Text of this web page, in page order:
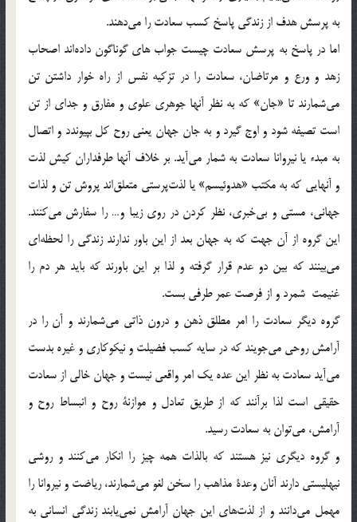
به پرسش هدف از زندگي پاسخ كسب سعادت را مي‌دهند.
اما در پاسخ به پرسش سعادت چيست جواب هاي گوناگون داده‌اند اصحاب
زهد و ورع و مرتاضان، سعادت را در تزكيه نفس از راه خوار داشتن تن
مي‌شمارند تا «جان» كه به نظر آنها جوهري علوي و مفارق و جداي از تن
است تصيفه شود و اوج گيرد و به جان جهان يعني روح كل بپيوند‌د و اتصال
به مبدء يا نيروانا سعادت به شمار مي‌آيد. بر خلاف آنها طرفداران كيش لذت
و آنهايي كه به مكتب «هدوئيسم» يا لذت‌پرستي متعلق‌اند پروش تن و لذات
جهاني، مستي و بي‌خبري، نظر كردن در روي زيبا و… را سفارش مي‌كنند.
اين گروه از آن جهت كه به جهان بعد از اين باور ندارند زندگي را لحظه‌اي
مي‌بينند كه بين دو عدم قرار گرفته و لذا بر اين باورند كه بايد هر دم را
غنيمت شمرد و از فرصت عمر طرفي بست.
گروه ديگر سعادت را امر مطلق ذهن و درون ذاتي مي‌شمارند و آن را در
آرامش روحي مي‌جويند كه در سايه كسب فضيلت و نيكوكاري و غيره بدست
مي‌آيد سعادت به نظر اين عده يك امر واقعي نيست و جهان خالي از سعادت
حقيقي است لذا برآنند كه از طريق تعادل و موازنة روح و انبساط روح و
آرامش، مي‌توان به سعادت رسيد.
و گروه ديگري نيز هستند كه بالذات همه چيز را انكار مي‌كنند و روشي
نيهليستي دارند آنان وعدة مذاهب را سخن لغو مي‌شمارند، رياضت و نيروانا را
مهمل مي‌دانند و از لذت‌هاي اين جهان آرامش نمي‌يابند زندگي انساني به